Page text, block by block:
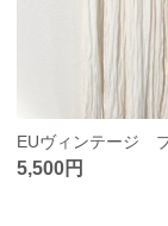
5,500円